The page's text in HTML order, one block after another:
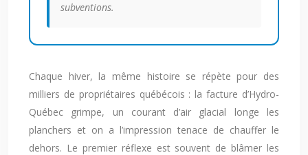
subventions.
Chaque hiver, la même histoire se répète pour des
milliers de propriétaires québécois : la facture d’Hydro-
Québec grimpe, un courant d’air glacial longe les
planchers et on a l’impression tenace de chauffer le
dehors. Le premier réflexe est souvent de blâmer les